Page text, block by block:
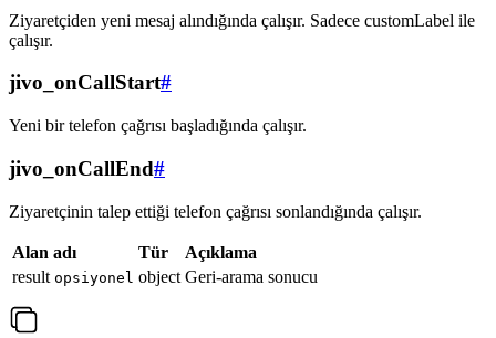
Ziyaretçiden yeni mesaj alındığında çalışır. Sadece customLabel ile
çalışır.
jivo_onCallStart#
Yeni bir telefon çağrısı başladığında çalışır.
jivo_onCallEnd#
Ziyaretçinin talep ettiği telefon çağrısı sonlandığında çalışır.
Alan adı Tür
Açıklama
result opsiyonel object Geri-arama sonucu